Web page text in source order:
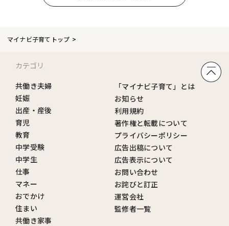
マイナビ子育てトップ
カテゴリ
共働き夫婦
妊娠
出産・産後
育児
教育
中学受験
中学生
仕事
マネー
おでかけ
住まい
共働き家事
「マイナビ子育て」とは
お知らせ
利用規約
著作権と転載について
プライバシーポリシー
広告出稿について
広告表示について
お問い合わせ
お詫びと訂正
運営会社
監修者一覧